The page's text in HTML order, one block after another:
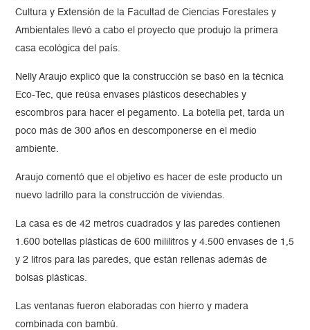
Cultura y Extensión de la Facultad de Ciencias Forestales y
Ambientales llevó a cabo el proyecto que produjo la primera
casa ecológica del país.
Nelly Araujo explicó que la construcción se basó en la técnica
Eco-Tec, que reúsa envases plásticos desechables y
escombros para hacer el pegamento. La botella pet, tarda un
poco más de 300 años en descomponerse en el medio
ambiente.
Araujo comentó que el objetivo es hacer de este producto un
nuevo ladrillo para la construcción de viviendas.
La casa es de 42 metros cuadrados y las paredes contienen
1.600 botellas plásticas de 600 mililitros y 4.500 envases de 1,5
y 2 litros para las paredes, que están rellenas además de
bolsas plásticas.
Las ventanas fueron elaboradas con hierro y madera
combinada con bambú.